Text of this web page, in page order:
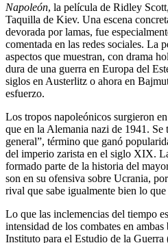
Napoleón, la película de Ridley
Taquilla de Kiev. Una escena
devorada por lamas, fue
comentada en las redes sociales. La
aspectos que muestran, con drama
dura de una guerra en Europa del
siglos en Austerlitz o ahora en
esfuerzo.
Los tropos napoleónicos surgieron
que en la Alemania nazi de 1941.
general”, término que ganó
del imperio zarista en el siglo XIX.
formado parte de la historia del
son en su ofensiva sobre Ucrania,
rival que sabe igualmente bien lo
Lo que las inclemencias del tiempo
intensidad de los combates en
Instituto para el Estudio de la